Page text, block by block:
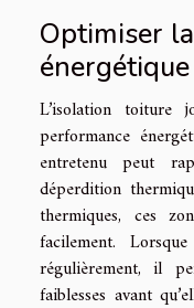
Optimiser
énergétique
L’isolation toiture
performance
entretenu peut
déperdition
thermiques, ces
facilement.
régulièrement, il
faiblesses avant